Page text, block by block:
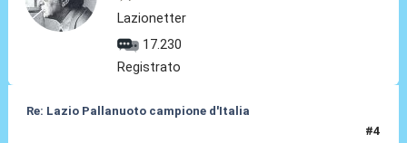
Lazionetter
17.230
Registrato
Re: Lazio Pallanuoto campione d'Italia
#4